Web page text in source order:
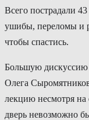
Всего пострадали
ушибы, переломы и
чтобы спастись.
Большую дискуссию
Олега
лекцию несмотря на
дверь невозможно